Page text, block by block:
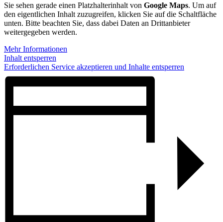
Sie sehen gerade einen Platzhalterinhalt von Google Maps. Um auf
den eigentlichen Inhalt zuzugreifen, klicken Sie auf die Schaltfläche
unten. Bitte beachten Sie, dass dabei Daten an Drittanbieter
weitergegeben werden.
Mehr Informationen
Inhalt entsperren
Erforderlichen Service akzeptieren und Inhalte entsperren